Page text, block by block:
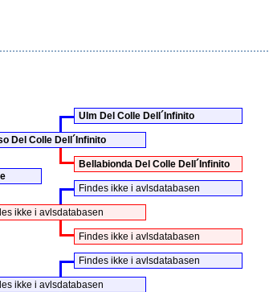
Ulm Del Colle Dell´Infinito
Del Colle Dell´Infinito
Bellabionda Del Colle Dell´Infinito
Findes ikke i avlsdatabasen
ikke i avlsdatabasen
Findes ikke i avlsdatabasen
Findes ikke i avlsdatabasen
ikke i avlsdatabasen